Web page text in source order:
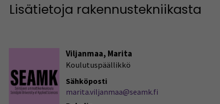
Lisätietoja rakennustekniikasta
Viljanmaa, Marita
Koulutuspäällikkö
Sähköposti
marita.viljanmaa@seamk.fi